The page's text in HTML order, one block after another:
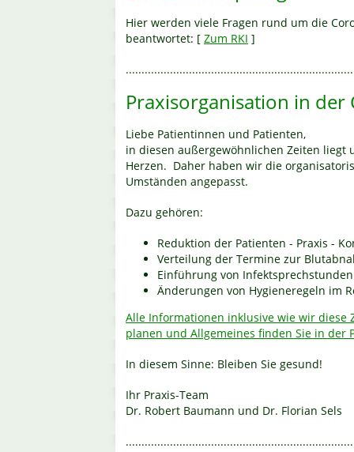
Hier werden viele Fragen rund um die
beantwortet: [ Zum RKI ]
Praxisorganisation in der
Liebe Patientinnen und Patienten,
in diesen außergewöhnlichen Zeiten liegt
Herzen. Daher haben wir die
Umständen angepasst.
Dazu gehören:
Reduktion der Patienten - Praxis -
Verteilung der Termine zur
Einführung von Infektsprechstunden
Änderungen von Hygieneregeln im
Alle Informationen inklusive wie wir
planen und Allgemeines finden Sie in der
In diesem Sinne: Bleiben Sie gesund!
Ihr Praxis-Team
Dr. Robert Baumann und Dr. Florian Sels